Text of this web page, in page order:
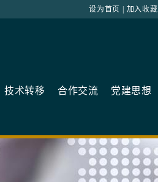
设为首页 加入收藏
技术转移 合作交流 党建思想